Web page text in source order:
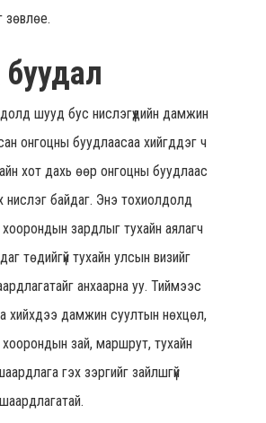
зөвлөе.
шууд бус нислэгүүдийн дамжин
онгоцны буудлаасаа хийгддэг ч
хот дахь өөр онгоцны буудлаас
байдаг. Энэ тохиолдолд
зардлыг тухайн аялагч
төдийгүй тухайн улсын визийг
анхаарна уу. Тиймээс
хийхдээ дамжин суултын нөхцөл,
зай, маршрут, тухайн
гэх зэргийг зайлшгүй